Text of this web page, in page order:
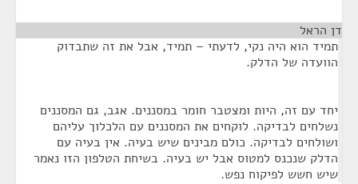
דן הראל
תמיד הוא היה נקי, לדעתי – תמיד, אבל את זה שתבדוק
הוועדה של הדלק.
יחד עם זה, היות ומצטבר חומר במסננים. אגב, גם המסננים
נשלחים לבדיקה. לוקחים את המסננים עם הלכלוך עליהם
ושולחים לבדיקה. כולם מבינים שיש בעיה. אין בעיה עם
הדלק שנכנס למטוס אבל יש בעיה. בשיחת הטלפון הזו נאמר
שיש חשש לפיקוח נפש.